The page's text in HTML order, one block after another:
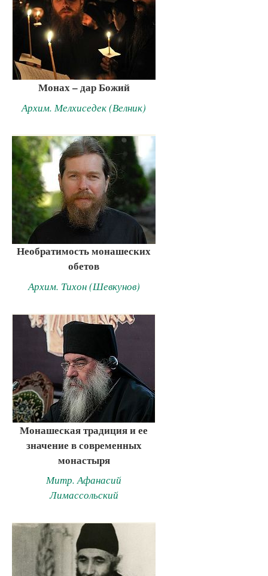
Монах – дар Божий
Архим. Мелхиседек (Велник)
Необратимость монашеских
обетов
Архим. Тихон (Шевкунов)
Монашеская традиция и ее
значение в современных
монастыря
Митр. Афанасий
Лимассольский